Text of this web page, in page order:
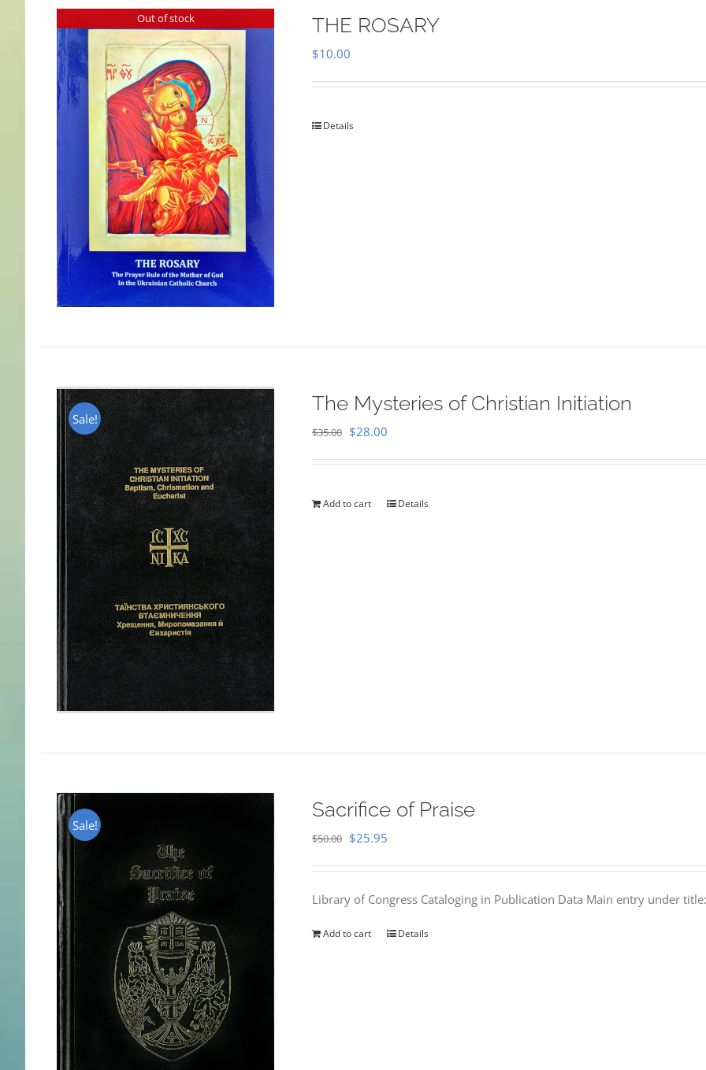
Out of stock THE ROSARY
$10.00
Details
Sale!
The Mysteries of Christian Initiation
$35.00 Original
$35.00.
$28.00
$28.00.
Add to cart Details
Sale!
Sacrifice of Praise
$50.00 Original
$50.00.
$25.95
$25.95.
Library of Congress Cataloging in Publication Data Main entry under
Add to cart Details